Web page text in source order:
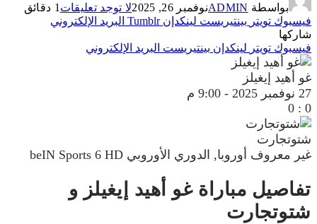
بواسطة ADMINنوفمبر 26, 2025 لا توجد تعليقات 1 دقائق
فيسبوك تويتر بينتيريست لينكدإن Tumblr البريد الإلكتروني
شاركها
فيسبوك تويتر لينكدإن بينتيريست البريد الإلكتروني
غو أهيد إيغيلز
27 نوفمبر 2025
- 9:00 م
0
:
0
شتوتجارت
غير معروف أوروبا, الدوري الأوروبي beIN Sports 6 HD
تفاصيل مباراة غو أهيد إيغيلز و
شتوتجارت